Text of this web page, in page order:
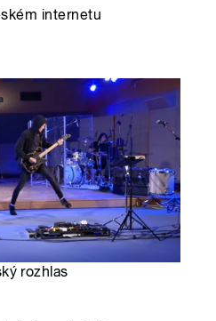
internetu
rozhlas